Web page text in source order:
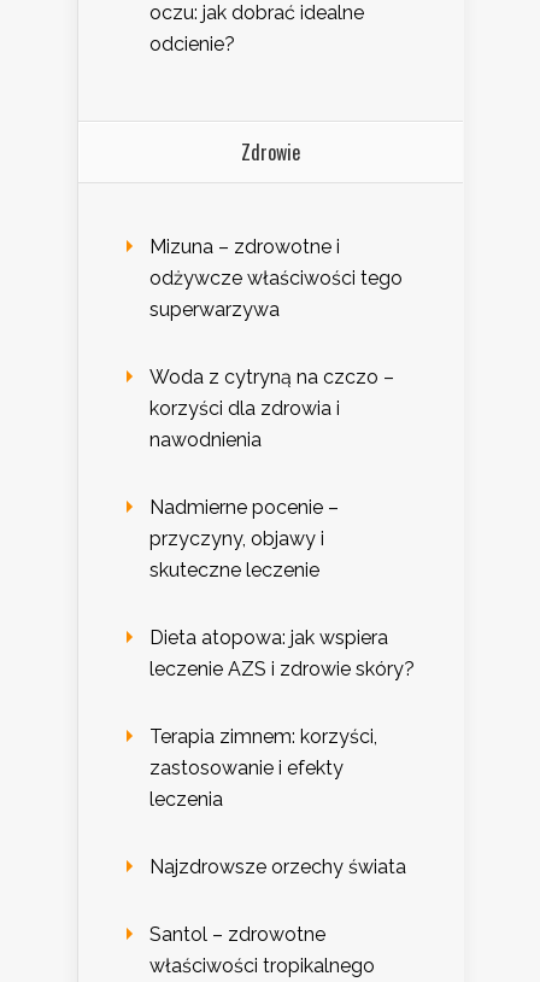
oczu: jak dobrać idealne
odcienie?
Zdrowie
Mizuna – zdrowotne i
odżywcze właściwości tego
superwarzywa
Woda z cytryną na czczo –
korzyści dla zdrowia i
nawodnienia
Nadmierne pocenie –
przyczyny, objawy i
skuteczne leczenie
Dieta atopowa: jak wspiera
leczenie AZS i zdrowie skóry?
Terapia zimnem: korzyści,
zastosowanie i efekty
leczenia
Najzdrowsze orzechy świata
Santol – zdrowotne
właściwości tropikalnego